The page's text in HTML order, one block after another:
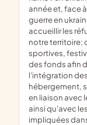
année et, face
guerre en
accueillir les
notre territoire;
sportives,
des fonds afin
l'intégration
hébergement,
en liaison avec
ainsi qu'avec
impliquées